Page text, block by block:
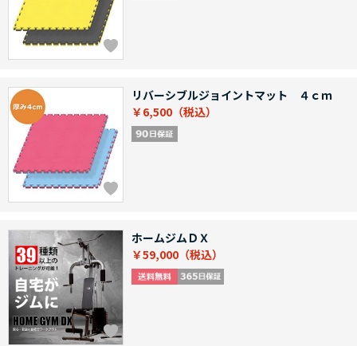
リバーシブルジョイントマット ４ｃｍ
￥6,500
ホームジムＤＸ
￥59,000